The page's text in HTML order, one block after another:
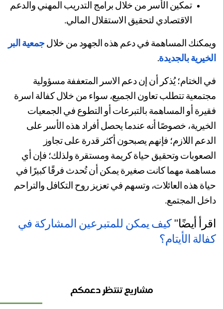
تمكين الأسر من خلال برامج التدريب المهني والدعم
الاقتصادي لتحقيق الاستقلال المالي.
المساهمة في دعم هذه الجهود من خلال
جمعية البر
بالجديدة.
في الختام؛ يُذكر أن إن دعم الاسر المتعففة مسؤولية
مجتمعية تتطلب تعاون الجميع، سواء من خلال كفالة اسرة
فقيرة أو المساهمة بالتبرعات أو التطوع في الجمعيات
الخيرية، خصوصًا أنه عندما يحصل أفراد هذه الأسر على
الدعم اللازم؛ فإنهم يصبحون أكثر قدرة على تجاوز
الصعوبات وتحقيق حياة كريمة ومستقرة ولذلك؛ فإن أي
حياة هذه العائلات، وتسهم في تعزيز روح التكافل والتراحم
المجتمع.
أيضًا"
كيف يمكن للمتبرعين المشاركة في
الأيتام؟
مشاريع تنتظر دعمكم